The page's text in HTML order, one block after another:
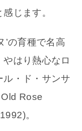
じます。
’の育種で名高
はり熱心なロ
・ド・サンサ
Rose
。